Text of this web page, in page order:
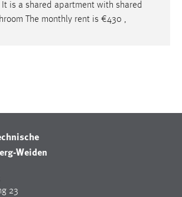
It is a shared apartment with shared
The monthly rent is €430 ,
Weiden
23